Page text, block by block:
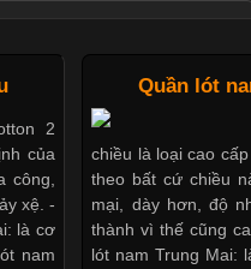
Cập nhật 2026-06-01 16:20:50
là một trong những trang
dụng, dễ phối đồ và phù hợp
kiểu dáng, phần cổ áo cũng là
cho từng sản phẩm. Mỗi loại
2
của
công,
xệ. -
là cơ
nam
Quần lót
chiều là loại cao
theo bất cứ chiều
mại, dày hơn, độ
thành vì thế cũng
lót nam Trung Mai: